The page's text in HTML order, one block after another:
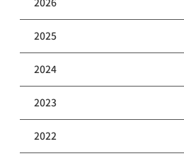
2025
2024
2023
2022